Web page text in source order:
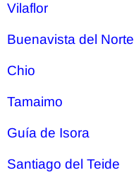
Vilaflor
Buenavista del Norte
Chio
Tamaimo
Guía de Isora
Santiago del Teide